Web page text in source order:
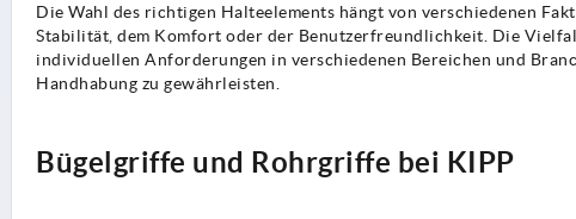
Die Wahl des richtigen Halteelements hängt von verschiedenen
Stabilität, dem Komfort oder der Benutzerfreundlichkeit. Die
individuellen Anforderungen in verschiedenen Bereichen und
Handhabung zu gewährleisten.
Bügelgriffe und Rohrgriffe bei KIPP